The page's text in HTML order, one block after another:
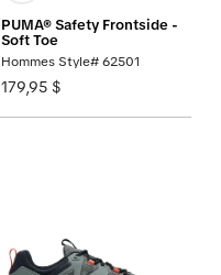
PUMA® Safety Frontside -
Soft Toe
Hommes Style# 62501
179,95 $